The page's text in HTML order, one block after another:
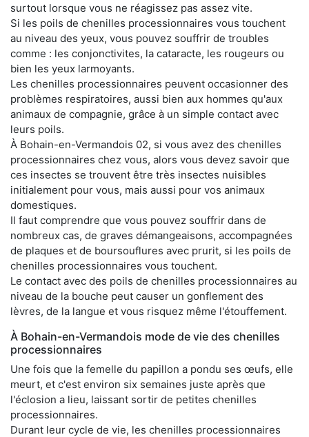
surtout lorsque vous ne réagissez pas assez vite.
Si les poils de chenilles processionnaires vous touchent
au niveau des yeux, vous pouvez souffrir de troubles
comme : les conjonctivites, la cataracte, les rougeurs ou
bien les yeux larmoyants.
Les chenilles processionnaires peuvent occasionner des
problèmes respiratoires, aussi bien aux hommes qu'aux
animaux de compagnie, grâce à un simple contact avec
leurs poils.
À Bohain-en-Vermandois 02, si vous avez des chenilles
processionnaires chez vous, alors vous devez savoir que
ces insectes se trouvent être très insectes nuisibles
initialement pour vous, mais aussi pour vos animaux
domestiques.
Il faut comprendre que vous pouvez souffrir dans de
nombreux cas, de graves démangeaisons, accompagnées
de plaques et de boursouflures avec prurit, si les poils de
chenilles processionnaires vous touchent.
Le contact avec des poils de chenilles processionnaires au
niveau de la bouche peut causer un gonflement des
lèvres, de la langue et vous risquez même l'étouffement.
À Bohain-en-Vermandois mode de vie des chenilles
processionnaires
Une fois que la femelle du papillon a pondu ses œufs, elle
meurt, et c'est environ six semaines juste après que
l'éclosion a lieu, laissant sortir de petites chenilles
processionnaires.
Durant leur cycle de vie, les chenilles processionnaires